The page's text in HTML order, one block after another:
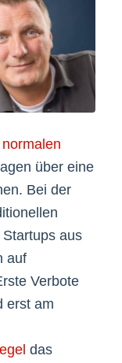
über eine
Bei der
aus
auf
Verbote
erst am
das